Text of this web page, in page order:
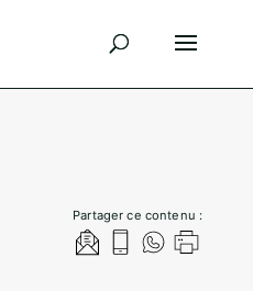
Partager ce contenu :